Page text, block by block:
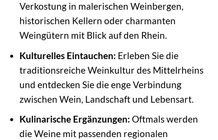
Verkostung in malerischen Weinbergen,
historischen Kellern oder charmanten
Weingütern mit Blick auf den Rhein.
Kulturelles Eintauchen: Erleben Sie die
traditionsreiche Weinkultur des Mittelrheins
und entdecken Sie die enge Verbindung
zwischen Wein, Landschaft und Lebensart.
Kulinarische Ergänzungen: Oftmals werden
die Weine mit passenden regionalen